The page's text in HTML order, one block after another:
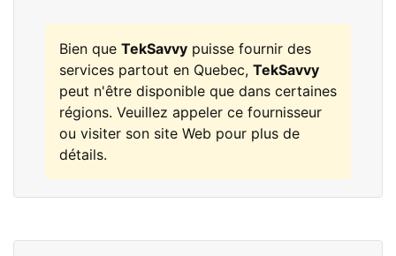
Bien que TekSavvy puisse fournir des
services partout en Quebec, TekSavvy
peut n'être disponible que dans certaines
régions. Veuillez appeler ce fournisseur
ou visiter son site Web pour plus de
détails.